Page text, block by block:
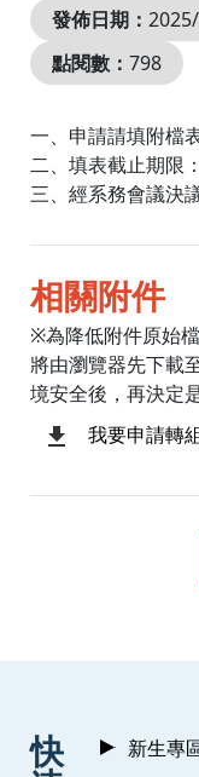
發佈日期：
點閱數： 798
一、申請請填附檔表
二、填表截止期限
三、經系務會議決
相關附件
※為降低附件原始
將由瀏覽器先下載
境安全後，再決定
我要申請轉
快
新生專